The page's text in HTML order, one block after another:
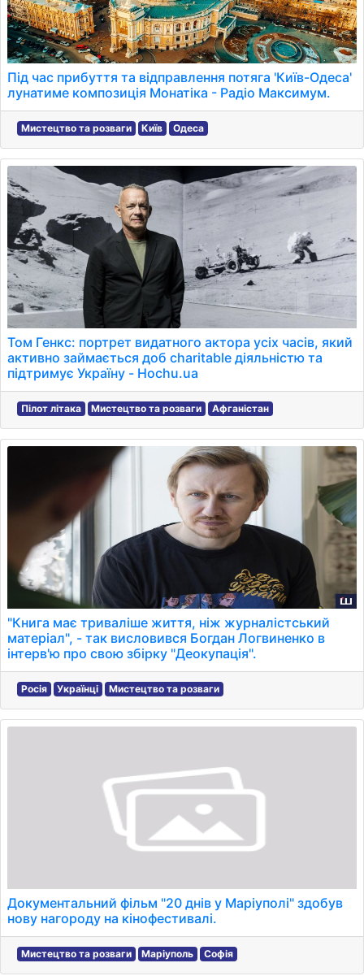
Під час прибуття та відправлення потяга 'Київ-Одеса'
лунатиме композиція Монатіка - Радіо Максимум.
Мистецтво та розваги Київ Одеса
Том Генкс: портрет видатного актора усіх часів, який
активно займається доб charitable діяльністю та
підтримує Україну - Hochu.ua
Пілот літака Мистецтво та розваги Афганістан
"Книга має триваліше життя, ніж журналістський
матеріал", - так висловився Богдан Логвиненко в
інтерв'ю про свою збірку "Деокупація".
Росія Українці Мистецтво та розваги
Документальний фільм "20 днів у Маріуполі" здобув
нову нагороду на кінофестивалі.
Мистецтво та розваги Маріуполь Софія